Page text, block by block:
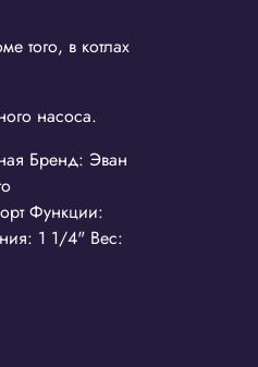
того, в котлах
насоса.
Бренд: Эван
Функции:
1 1/4" Вес: